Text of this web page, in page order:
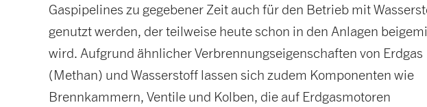
Gaspipelines zu gegebener Zeit auch für den Betrieb mit
genutzt werden, der teilweise heute schon in den Anlagen
wird. Aufgrund ähnlicher Verbrennungseigenschaften von Erdgas
(Methan) und Wasserstoff lassen sich zudem Komponenten wie
Brennkammern, Ventile und Kolben, die auf Erdgasmotoren